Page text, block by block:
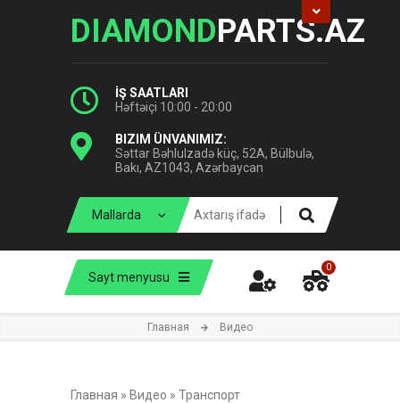
DIAMONDPARTS.AZ
İŞ SAATLARI
Həftəiçi 10:00 - 20:00
BIZIM ÜNVANIMIZ:
Səttar Bəhlulzadə küç, 52A, Bülbulə,
Bakı, AZ1043, Azərbaycan
Sayt menyusu
0
Главная Видео
Главная » Видео » Транспорт